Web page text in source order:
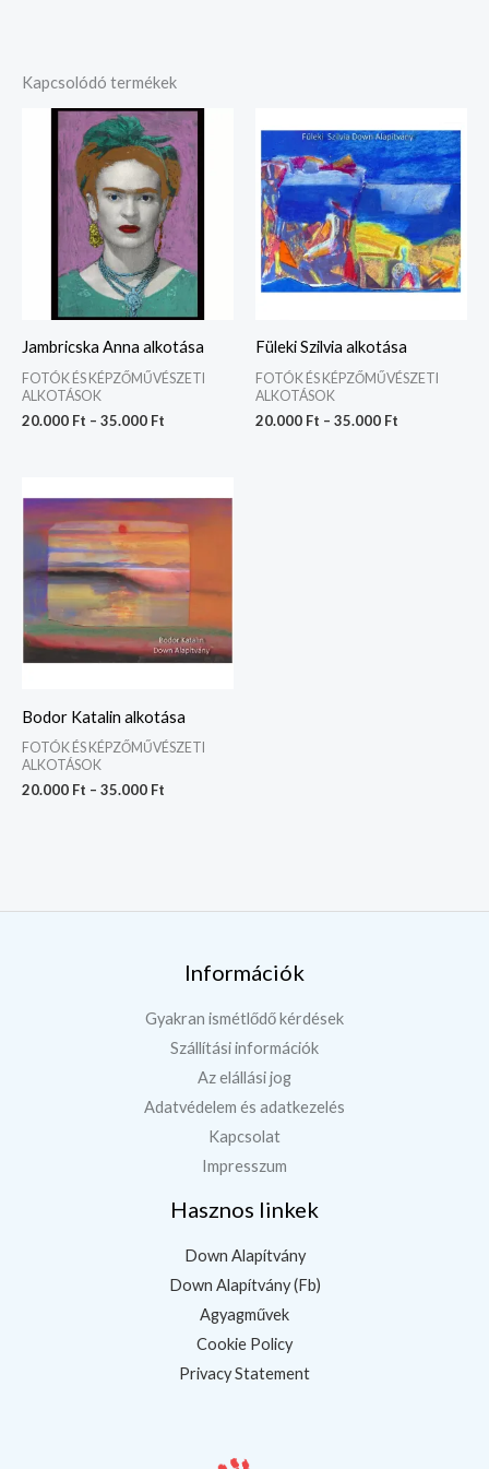
Kapcsolódó termékek
Jambricska Anna alkotása
FOTÓK ÉS KÉPZŐMŰVÉSZETI
ALKOTÁSOK
20.000 Ft – 35.000 Ft
Ártartomány:
20.000 Ft
-
35.000 Ft
Füleki Szilvia alkotása
FOTÓK ÉS KÉPZŐMŰVÉSZETI
ALKOTÁSOK
20.000 Ft – 35.000 Ft
20.000 Ft
-
35.000 Ft
Bodor Katalin alkotása
FOTÓK ÉS KÉPZŐMŰVÉSZETI
ALKOTÁSOK
20.000 Ft – 35.000 Ft
20.000 Ft
-
35.000 Ft
Információk
Gyakran ismétlődő kérdések
Szállítási információk
Az elállási jog
Adatvédelem és adatkezelés
Kapcsolat
Impresszum
Hasznos linkek
Down Alapítvány
Down Alapítvány (Fb)
Agyagművek
Cookie Policy
Privacy Statement